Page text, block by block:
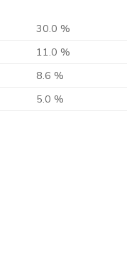
30.0 %
11.0 %
8.6 %
5.0 %